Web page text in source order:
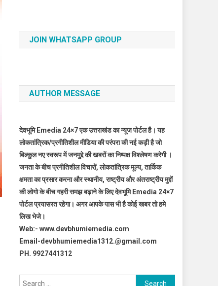
JOIN WHATSAPP GROUP
AUTHOR MESSAGE
देवभूमि Emedia 24×7 एक उत्तराखंड का न्यूज पोर्टल है। यह
लोकतांत्रिक/प्रगीतिशील मीडिया की परंपरा की नई कड़ी है जो
बिल्कुल नए स्वरूप में जनमुद्दे की खबरों का निष्पक्ष विश्लेषण करेगी ।
जनता के बीच प्रगीतिशील विचारों, लोकतांत्रिक मूल्य, तार्किक
क्षमता का प्रसार करना और स्थानीय, राष्ट्रीय और अंतराष्ट्रीय मुद्दों
की लोगो के बीच गहरी समझ बढ़ाने के लिए देवभूमि Emedia 24×7
पोर्टल प्रयासरत रहेगा। अगर आपके पास भी है कोई खबर तो हमे
लिख भेजे।
Web:- www.devbhumiemedia.com
Email-devbhumiemedia1312.@gmail.com
PH. 9927441312
Search